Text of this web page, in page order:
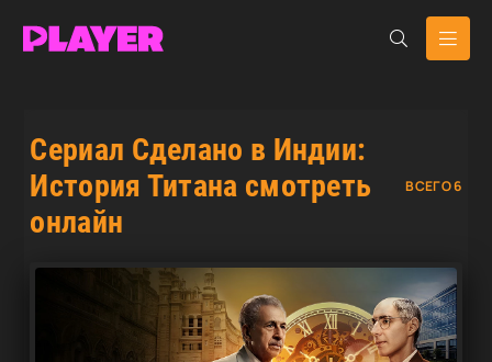
Сериал Сделано в Индии:
История Титана смотреть
онлайн
ВСЕГО 6